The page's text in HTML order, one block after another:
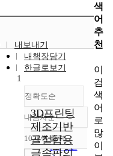
내보내기
내책장담기
한글로보기
정확도순
정확도
순
인기도
내림차순
내림차순
10개씩 출력
1
3D프린팅
제조기반
골절합용
금속판의
색
어
추
천
이
검
색
어
로
많
이